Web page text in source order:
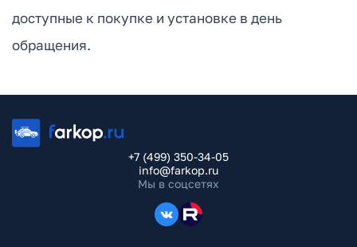
доступные к покупке и установке в день
обращения.
+7 (499) 350-34-05
info@farkop.ru
Мы в соцсетях